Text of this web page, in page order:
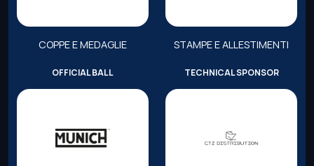
COPPE E MEDAGLIE STAMPE E ALLESTIMENTI
OFFICIAL BALL TECHNICAL SPONSOR